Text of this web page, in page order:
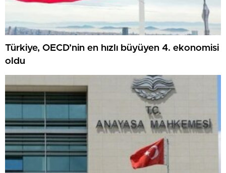
Türkiye, OECD’nin en hızlı büyüyen 4. ekonomisi
oldu